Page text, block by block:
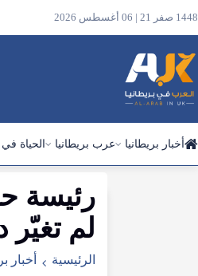
1448 صفر 21 | 06 أغسطس 2026
أخبار بريطانيا عرب بريطانيا الحياة في
رئيسة
لم تغيّر
الرئيسية أخبار